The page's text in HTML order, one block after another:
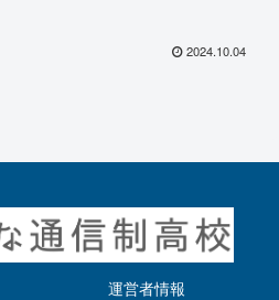
2024.10.04
運営者情報